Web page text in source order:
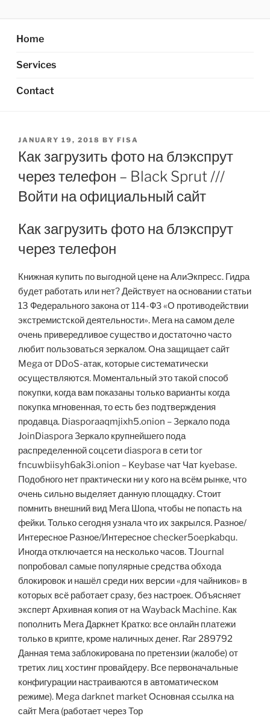
content
Home
Services
Contact
POSTED
ON
JANUARY 19, 2018 BY FISA
Как загрузить фото на блэкспрут
через телефон – Black Sprut ///
Войти на официальный сайт
Как загрузить фото на блэкспрут
через телефон
Книжная купить по выгодной цене на АлиЭкпресс. Гидра
будет работать или нет? Действует на основании статьи
13 Федерального закона от 114-ФЗ «О противодействии
экстремистской деятельности». Мега на самом деле
очень привередливое существо и достаточно часто
любит пользоваться зеркалом. Она защищает сайт
Mega от DDoS-атак, которые систематически
осуществляются. Моментальный это такой способ
покупки, когда вам показаны только варианты когда
покупка мгновенная, то есть без подтверждения
продавца. Diasporaaqmjixh5.onion – Зеркало пода
JoinDiaspora Зеркало крупнейшего пода
распределенной соцсети diaspora в сети tor
fncuwbiisyh6ak3i.onion – Keybase чат Чат kyebase.
Подобного нет практически ни у кого на всём рынке, что
очень сильно выделяет данную площадку. Стоит
помнить внешний вид Мега Шопа, чтобы не попасть на
фейки. Только сегодня узнала что их закрылся. Разное/
Интересное Разное/Интересное checker5oepkabqu.
Иногда отключается на несколько часов. TJournal
попробовал самые популярные средства обхода
блокировок и нашёл среди них версии «для чайников» в
которых всё работает сразу, без настроек. Объясняет
эксперт Архивная копия от на Wayback Machine. Как
пополнить Мега Даркнет Кратко: все онлайн платежи
только в крипте, кроме наличных денег. Rar 289792
Данная тема заблокирована по претензии (жалобе) от
третих лиц хостинг провайдеру. Все первоначальные
конфигурации настраиваются в автоматическом
режиме). Mega darknet market Основная ссылка на
сайт Мега (работает через Тор